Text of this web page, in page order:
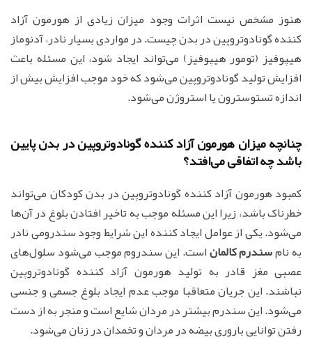
هنوز مشخص نیست اثرات وجود میزان زیادی از هورمون آزاد
کننده گونادوتروپین در بدن چیست. در مواردی بسیار نادر، آدنوماز
هیپوفیز (تومور هیپوفیز) می‌تواند ایجاد شود، این مسئله باعث
افزایش تولید گونادوتروپین می‌شود که خود موجب افزایش بیش از
اندازه تستوسترون یا استروژن می‌شود.
چنانچه میزان هورمون آزاد کننده گونادوتروپین در بدن پایین
باشد چه اتفاقی می‌افتد؟
کمبود هورمون آزاد کننده گونادوتروپین در بدن کودکان می‌تواند
خطرناک باشد، زیرا این مسئله موجب به تاخیر افتادن بلوغ در آن‌ها
می‌شود. یکی از عوامل ایجاد کننده این شرایط وجود سندرومی نادر
به نامسندرم کالماناست. این سندروم موجب می‌شود سلول‌های
عصبی مغز قادر به تولید هورمون آزاد کننده گونادوتروپین
نباشند. این جریان متعاقبا موجب عدم ایجاد بلوغ جسمی و جنسی
می‌شود. این سندرم بیشتر در مردان شایع است و منجر به از دست
رفتن توانایی باروری بیضه در مردان و تخمدان در زنان می‌شود.